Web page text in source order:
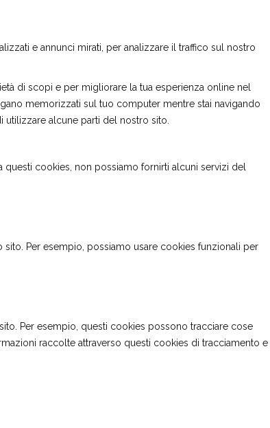
e annunci mirati, per analizzare il traffico sul nostro
di scopi e per migliorare la tua esperienza online nel
memorizzati sul tuo computer mentre stai navigando
alcune parti del nostro sito.
cookies, non possiamo fornirti alcuni servizi del
Per esempio, possiamo usare cookies funzionali per
Per esempio, questi cookies possono tracciare cose
raccolte attraverso questi cookies di tracciamento e